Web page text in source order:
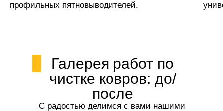
профильных пятновыводителей.
Галерея работ по
чистке ковров: до/
после
С радостью делимся с вами нашими